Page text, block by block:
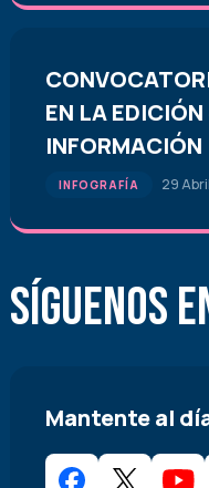
EN LA
INFORMACIÓN
INFOGRAFÍA 29
Síguenos
Mantente al